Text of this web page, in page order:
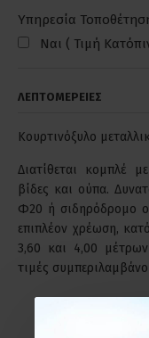
Υπηρεσία
Ναι ( Τιμή
ΛΕΠΤΟΜΕΡΕΙΕΣ
Κουρτινόξυλο
Διατίθεται κομπλέ
βίδες και ούπα.
Φ20 ή σιδηρόδρομο
επιπλέον χρέωση,
3,60 και 4,00 μέτρων
τιμές